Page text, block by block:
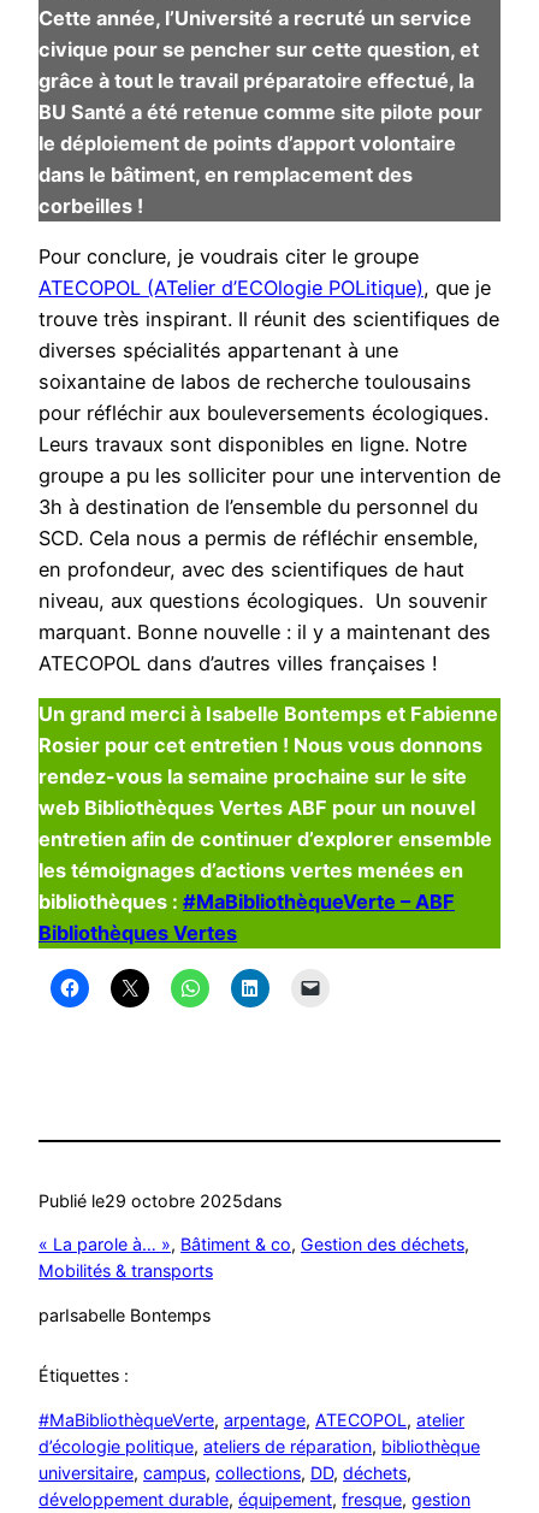
Cette année, l’Université a recruté un service
civique pour se pencher sur cette question, et
grâce à tout le travail préparatoire effectué, la
BU Santé a été retenue comme site pilote pour
le déploiement de points d’apport volontaire
dans le bâtiment, en remplacement des
corbeilles !
Pour conclure, je voudrais citer le groupe
ATECOPOL (ATelier d’ECOlogie POLitique), que je
trouve très inspirant. Il réunit des scientifiques de
diverses spécialités appartenant à une
soixantaine de labos de recherche toulousains
pour réfléchir aux bouleversements écologiques.
Leurs travaux sont disponibles en ligne. Notre
groupe a pu les solliciter pour une intervention de
3h à destination de l’ensemble du personnel du
SCD. Cela nous a permis de réfléchir ensemble,
en profondeur, avec des scientifiques de haut
niveau, aux questions écologiques. Un souvenir
marquant. Bonne nouvelle : il y a maintenant des
ATECOPOL dans d’autres villes françaises !
Un grand merci à Isabelle Bontemps et Fabienne
Rosier pour cet entretien ! Nous vous donnons
rendez-vous la semaine prochaine sur le site
web Bibliothèques Vertes ABF pour un nouvel
entretien afin de continuer d’explorer ensemble
les témoignages d’actions vertes menées en
bibliothèques : #MaBibliothèqueVerte – ABF
Bibliothèques Vertes
Publié le29 octobre 2025dans
« La parole à… », Bâtiment & co, Gestion des déchets
Mobilités & transports
parIsabelle Bontemps
Étiquettes :
#MaBibliothèqueVerte, arpentage, ATECOPOL, atelier
d’écologie politique, ateliers de réparation, bibliothèque
universitaire, campus, collections, DD, déchets
développement durable, équipement, fresque, gestion